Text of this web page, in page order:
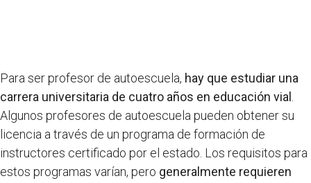
Para ser profesor de autoescuela, hay que estudiar una
carrera universitaria de cuatro años en educación vial
Algunos profesores de autoescuela pueden obtener su
licencia a través de un programa de formación de
instructores certificado por el estado. Los requisitos para
estos programas varían, pero generalmente requieren